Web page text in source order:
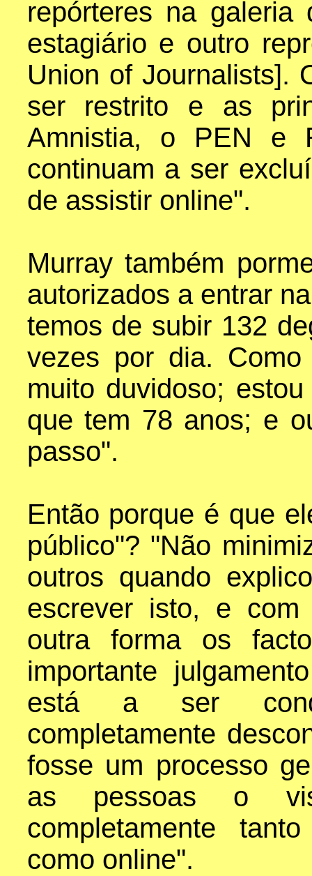
repórteres na
estagiário e outro
Union of Journalists].
ser restrito e as
Amnistia, o PEN e
continuam a ser
de assistir online".
Murray também
autorizados a entrar
temos de subir 132
vezes por dia.
muito duvidoso;
que tem 78 anos; e
passo".
Então porque é que
público"? "Não
outros quando
escrever isto, e com
outra forma os
importante
está a ser
completamente
fosse um processo
as pessoas o
completamente
como online".